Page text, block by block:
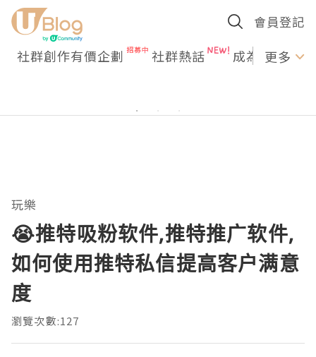
會員登記
社群創作有價企劃 社群熱話 成為U更多
玩樂
😭推特吸粉软件,推特推广软件,
如何使用推特私信提高客户满意
度
瀏覽次數:127